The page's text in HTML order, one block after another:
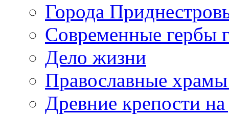
Города
Современные гербы
Дело жизни
Православные
Древние крепости